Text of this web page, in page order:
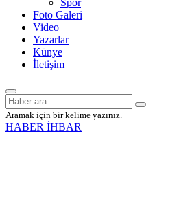
Spor
Foto Galeri
Video
Yazarlar
Künye
İletişim
Aramak için bir kelime yazınız.
HABER İHBAR